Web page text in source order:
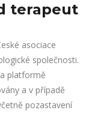
terapeut
asociace
společnosti.
platformě
a v případě
pozastavení